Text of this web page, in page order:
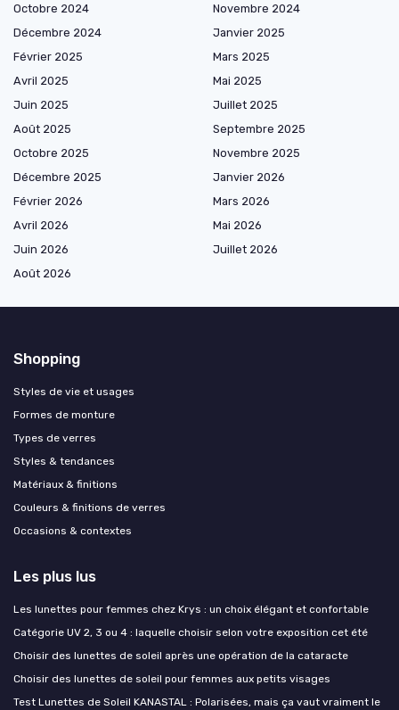
Octobre 2024
Novembre 2024
Décembre 2024
Janvier 2025
Février 2025
Mars 2025
Avril 2025
Mai 2025
Juin 2025
Juillet 2025
Août 2025
Septembre 2025
Octobre 2025
Novembre 2025
Décembre 2025
Janvier 2026
Février 2026
Mars 2026
Avril 2026
Mai 2026
Juin 2026
Juillet 2026
Août 2026
Shopping
Styles de vie et usages
Formes de monture
Types de verres
Styles & tendances
Matériaux & finitions
Couleurs & finitions de verres
Occasions & contextes
Les plus lus
Les lunettes pour femmes chez Krys : un choix élégant et confortable
Catégorie UV 2, 3 ou 4 : laquelle choisir selon votre exposition cet été
Choisir des lunettes de soleil après une opération de la cataracte
Choisir des lunettes de soleil pour femmes aux petits visages
Test Lunettes de Soleil KANASTAL : Polarisées, mais ça vaut vraiment le